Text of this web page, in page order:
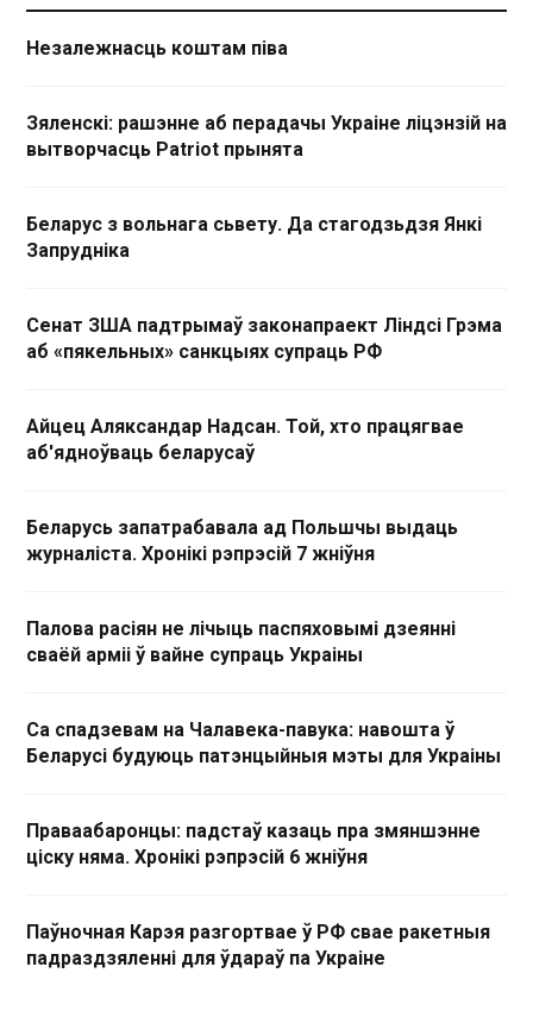
Незалежнасць коштам піва
Зяленскі: рашэнне аб перадачы Украіне ліцэнзій на
вытворчасць Patriot прынята
Беларус з вольнага сьвету. Да стагодзьдзя Янкі
Запрудніка
Сенат ЗША падтрымаў законапраект Ліндсі Грэма
аб «пякельных» санкцыях супраць РФ
Айцец Аляксандар Надсан. Той, хто працягвае
аб'ядноўваць беларусаў
Беларусь запатрабавала ад Польшчы выдаць
журналіста. Хронікі рэпрэсій 7 жніўня
Палова расіян не лічыць паспяховымі дзеянні
сваёй арміі ў вайне супраць Украіны
Са спадзевам на Чалавека-павука: навошта ў
Беларусі будуюць патэнцыйныя мэты для Украіны
Праваабаронцы: падстаў казаць пра змяншэнне
ціску няма. Хронікі рэпрэсій 6 жніўня
Паўночная Карэя разгортвае ў РФ свае ракетныя
падраздзяленні для ўдараў па Украіне